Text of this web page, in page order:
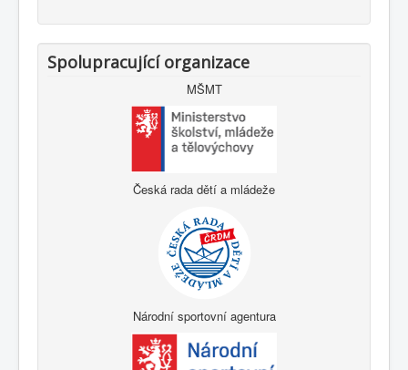
Spolupracující organizace
MŠMT
Česká rada dětí a mládeže
Národní sportovní agentura